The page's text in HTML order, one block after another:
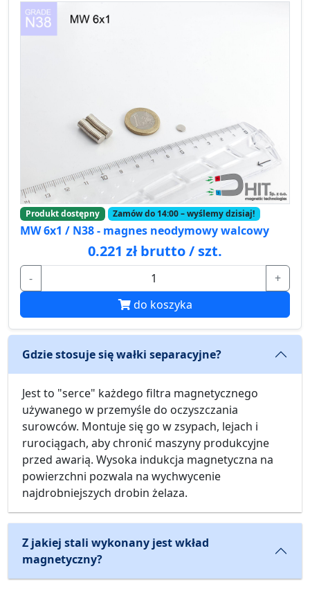
Produkt dostępny Zamów do 14:00 – wyślemy dzisiaj!
MW 6x1 / N38 - magnes neodymowy walcowy
0.221 zł brutto / szt.
-
+
do koszyka
Gdzie stosuje się wałki separacyjne?
Jest to "serce" każdego filtra magnetycznego
używanego w przemyśle do oczyszczania
surowców. Montuje się go w zsypach, lejach i
rurociągach, aby chronić maszyny produkcyjne
przed awarią. Wysoka indukcja magnetyczna na
powierzchni pozwala na wychwycenie
najdrobniejszych drobin żelaza.
Z jakiej stali wykonany jest wkład
magnetyczny?